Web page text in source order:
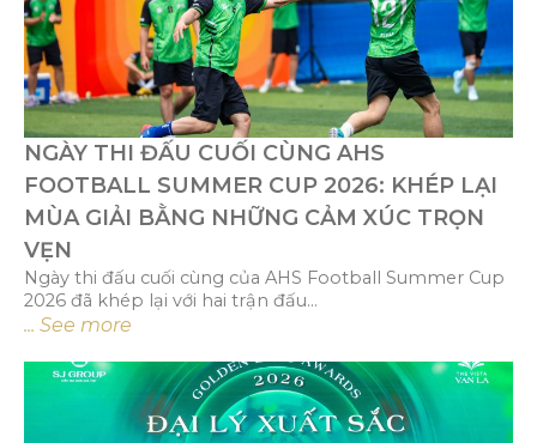
NGÀY THI ĐẤU CUỐI CÙNG AHS
FOOTBALL SUMMER CUP 2026: KHÉP LẠI
MÙA GIẢI BẰNG NHỮNG CẢM XÚC TRỌN
VẸN
Ngày thi đấu cuối cùng của AHS Football Summer Cup
2026 đã khép lại với hai trận đấu...
... See more